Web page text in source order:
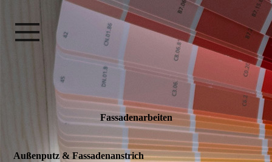
Fassaden­arbeiten
Außenputz & Fassadenanstrich